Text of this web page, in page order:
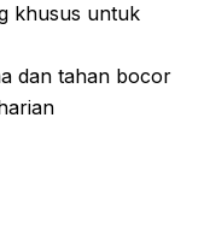
khusus untuk
dan tahan bocor